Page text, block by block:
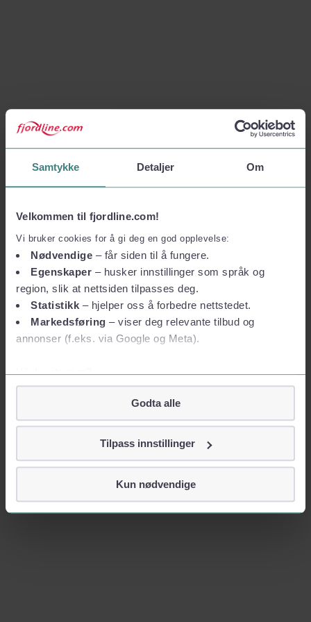
Samtykke Detaljer Om
Velkommen til fjordline.com!
Vi bruker cookies for å gi deg en god opplevelse:
Nødvendige – får siden til å fungere.
Egenskaper – husker innstillinger som språk og
region, slik at nettsiden tilpasses deg.
Statistikk – hjelper oss å forbedre nettstedet.
Markedsføring – viser deg relevante tilbud og
annonser (f.eks. via Google og Meta).
Vil du vite mer?
Om informasjonskapsler
Googles retningslinjer for personvern
Vi tar ditt personvern på alvor
identifiserer deg, som navn eller telefonnummer.
Godta alle
Tilpass innstillinger
Kun nødvendige